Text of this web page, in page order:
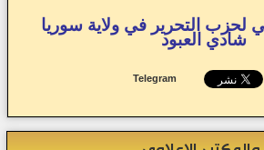
لحزب التحرير في ولاية سوريا
شادي العبود
Telegram